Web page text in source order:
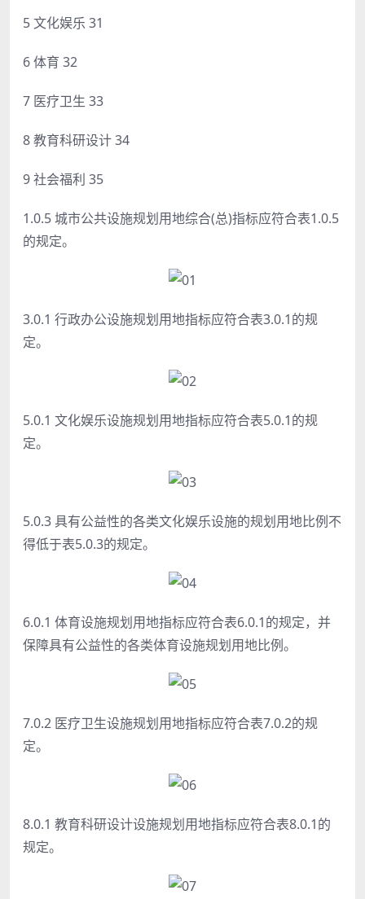
5 文化娱乐 31
6 体育 32
7 医疗卫生 33
8 教育科研设计 34
9 社会福利 35
1.0.5 城市公共设施规划用地综合(总)指标应符合表1.0.5
的规定。
3.0.1 行政办公设施规划用地指标应符合表3.0.1的规
定。
5.0.1 文化娱乐设施规划用地指标应符合表5.0.1的规
定。
5.0.3 具有公益性的各类文化娱乐设施的规划用地比例不
得低于表5.0.3的规定。
6.0.1 体育设施规划用地指标应符合表6.0.1的规定，并
保障具有公益性的各类体育设施规划用地比例。
7.0.2 医疗卫生设施规划用地指标应符合表7.0.2的规
定。
8.0.1 教育科研设计设施规划用地指标应符合表8.0.1的
规定。